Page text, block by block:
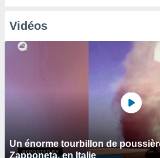
Vidéos
Un énorme tourbillon de
Zapponeta, en Italie